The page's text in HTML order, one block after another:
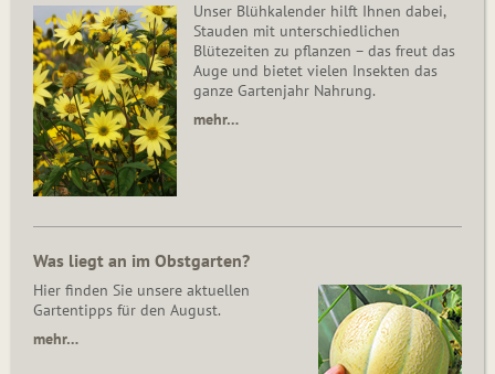
Unser Blühkalender hilft Ihnen dabei,
Stauden mit unterschiedlichen
Blütezeiten zu pflanzen – das freut das
Auge und bietet vielen Insekten das
ganze Gartenjahr Nahrung.
mehr…
Was liegt an im Obstgarten?
Hier finden Sie unsere aktuellen
Gartentipps für den August.
mehr…